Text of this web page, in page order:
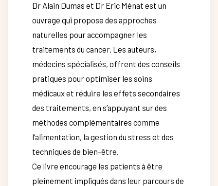
Dr Alain Dumas et Dr Eric Ménat est un
ouvrage qui propose des approches
naturelles pour accompagner les
traitements du cancer. Les auteurs,
médecins spécialisés, offrent des conseils
pratiques pour optimiser les soins
médicaux et réduire les effets secondaires
des traitements, en s’appuyant sur des
méthodes complémentaires comme
l’alimentation, la gestion du stress et des
techniques de bien-être.
Ce livre encourage les patients à être
pleinement impliqués dans leur parcours de